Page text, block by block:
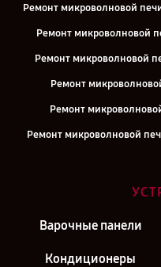
Ремонт микроволновой
Ремонт микроволновой
Ремонт микроволновой
Ремонт
Ремонт
Ремонт микроволновой
Варочные панели
Кондиционеры